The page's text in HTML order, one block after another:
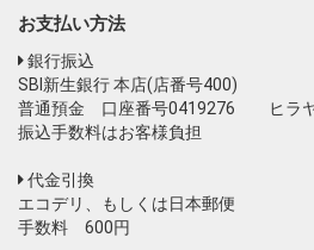
お支払い方法
銀行振込
SBI新生銀行 本店(店番号400)
普通預金 口座番号0419276 ヒラ
振込手数料はお客様負担
代金引換
エコデリ、もしくは日本郵便
手数料 600円